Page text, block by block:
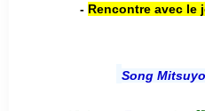
- Rencontre avec le
Song